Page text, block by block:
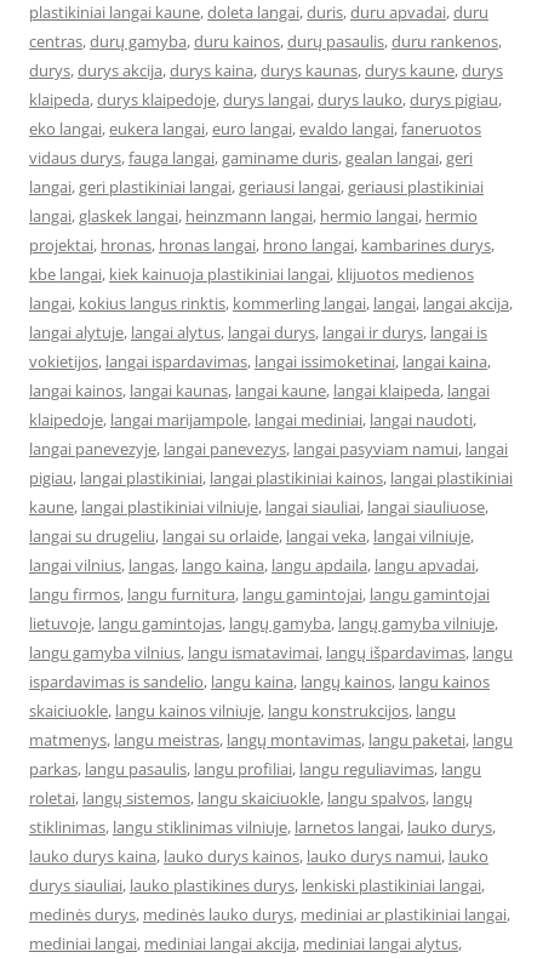
plastikiniai langai kaune,doleta langai,duris,duru apvadai,duru
centras,durų gamyba,duru kainos,durų pasaulis,duru rankenos,
durys,durys akcija,durys kaina,durys kaunas,durys kaune,durys
klaipeda,durys klaipedoje,durys langai,durys lauko,durys pigiau,
eko langai,eukera langai,euro langai,evaldo langai,faneruotos
vidaus durys,fauga langai,gaminame duris,gealan langai,geri
langai,geri plastikiniai langai,geriausi langai,geriausi plastikiniai
langai,glaskek langai, heinzmann langai, hermio langai, hermio
projektai, hronas, hronas langai, hrono langai, kambarines durys,
kbe langai, kiek kainuoja plastikiniai langai, klijuotos medienos
langai, kokius langus rinktis, kommerling langai, langai, langai akcija,
langai alytuje, langai alytus, langai durys, langai ir durys, langai is
vokietijos, langai ispardavimas, langai issimoketinai, langai kaina,
langai kainos, langai kaunas, langai kaune, langai klaipeda, langai
klaipedoje, langai marijampole, langai mediniai, langai naudoti,
langai panevezyje, langai panevezys, langai pasyviam namui, langai
pigiau, langai plastikiniai, langai plastikiniai kainos, langai plastikiniai
kaune, langai plastikiniai vilniuje, langai siauliai, langai siauliuose,
langai su drugeliu, langai su orlaide, langai veka, langai vilniuje,
langai vilnius, langas, lango kaina, langu apdaila, langu apvadai,
langu firmos, langu furnitura, langu gamintojai, langu gamintojai
lietuvoje, langu gamintojas, langų gamyba, langų gamyba vilniuje,
langu gamyba vilnius, langu ismatavimai, langų išpardavimas, langu
ispardavimas is sandelio, langu kaina, langų kainos, langu kainos
skaiciuokle, langu kainos vilniuje, langu konstrukcijos, langu
matmenys, langu meistras, langų montavimas, langu paketai, langu
parkas, langu pasaulis, langu profiliai, langu reguliavimas, langu
roletai, langų sistemos, langu skaiciuokle, langu spalvos, langų
stiklinimas, langu stiklinimas vilniuje, larnetos langai, lauko durys,
lauko durys kaina, lauko durys kainos, lauko durys namui, lauko
durys siauliai, lauko plastikines durys, lenkiski plastikiniai langai,
medinės durys, medinės lauko durys, mediniai ar plastikiniai langai,
mediniai langai, mediniai langai akcija, mediniai langai alytus,